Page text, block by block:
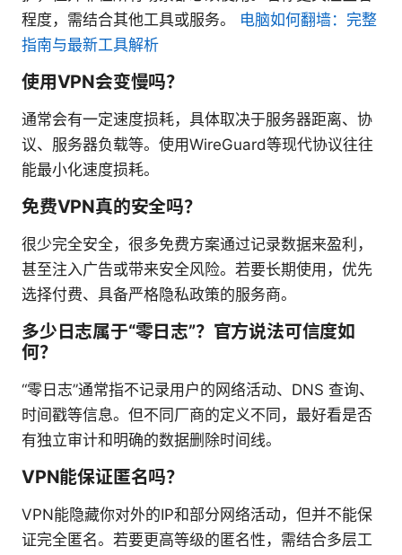
程度，需结合其他工具或服务。 电脑如何翻墙：完整
指南与最新工具解析
使用VPN会变慢吗？
通常会有一定速度损耗，具体取决于服务器距离、协
议、服务器负载等。使用WireGuard等现代协议往往
能最小化速度损耗。
免费VPN真的安全吗？
很少完全安全，很多免费方案通过记录数据来盈利，
甚至注入广告或带来安全风险。若要长期使用，优先
选择付费、具备严格隐私政策的服务商。
多少日志属于“零日志”？官方说法可信度如
何？
“零日志”通常指不记录用户的网络活动、DNS 查询、
时间戳等信息。但不同厂商的定义不同，最好看是否
有独立审计和明确的数据删除时间线。
VPN能保证匿名吗？
VPN能隐藏你对外的IP和部分网络活动，但并不能保
证完全匿名。若要更高等级的匿名性，需结合多层工